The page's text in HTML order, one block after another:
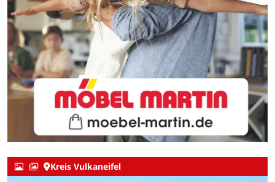
Kreis Vulkaneifel